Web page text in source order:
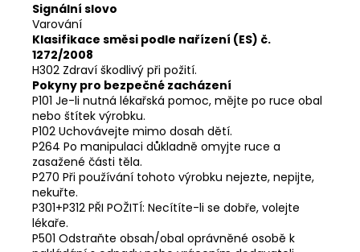
Signální slovo
Varování
Klasifikace směsi podle nařízení (ES) č.
1272/2008
H302 Zdraví škodlivý při požití.
Pokyny pro bezpečné zacházení
P101 Je-li nutná lékařská pomoc, mějte po ruce obal
nebo štítek výrobku.
P102 Uchovávejte mimo dosah dětí.
P264 Po manipulaci důkladně omyjte ruce a
zasažené části těla.
P270 Při používání tohoto výrobku nejezte, nepijte,
nekuřte.
P301+P312 PŘI POŽITÍ: Necítíte-li se dobře, volejte
lékaře.
P501 Odstraňte obsah/obal oprávněné osobě k